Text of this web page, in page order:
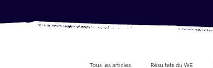
Tous les articles Résultats du WE